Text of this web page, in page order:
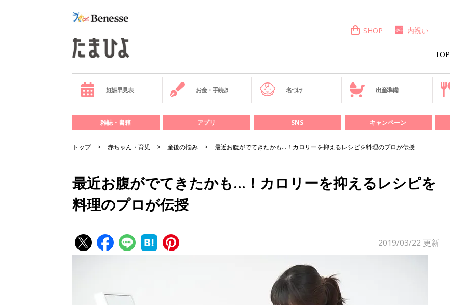
TOP
SHOP 内祝い
妊娠早見表 お金・手続き 名づけ 出産準備
雑誌・書籍 アプリ SNS キャンペーン
トップ 赤ちゃん・育児 産後の悩み 最近お腹がでてきたかも…！カロリーを抑えるレシピを料理のプロが伝授
最近お腹がでてきたかも…！カロリーを抑えるレシピを
料理のプロが伝授
2019/03/22 更新